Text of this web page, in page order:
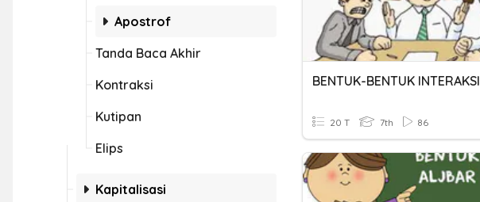
Apostrof
Tanda Baca Akhir
Kontraksi
Kutipan
Elips
Kapitalisasi
BENTUK-BENTUK INTERAKSI
20 T 7th 86